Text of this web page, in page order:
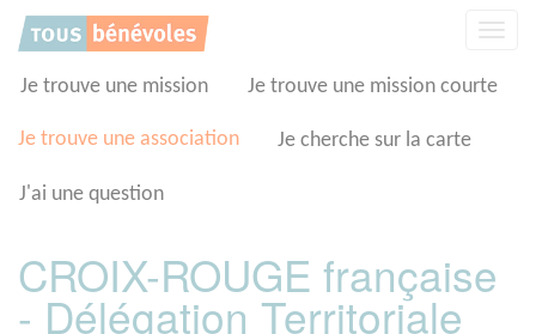
Je trouve une mission Je trouve une mission courte
Je trouve une association Je cherche sur la carte
J'ai une question
CROIX-ROUGE française
- Délégation Territoriale
Panneau de gestion des cookies